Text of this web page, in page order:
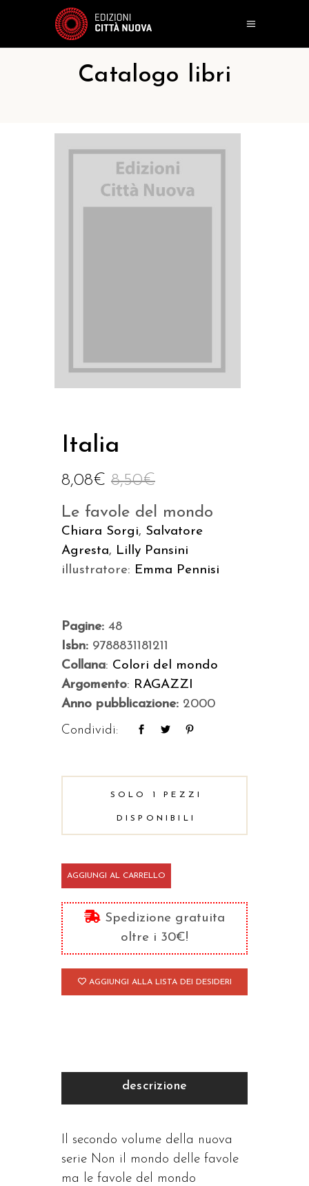
Catalogo libri
Italia
8,50€
8,08€
Le favole del mondo
Chiara Sorgi, Salvatore
Agresta, Lilly Pansini
illustratore: Emma Pennisi
Pagine: 48
Isbn: 9788831181211
Collana: Colori del mondo
Argomento: RAGAZZI
Anno pubblicazione: 2000
Condividi:
SOLO 1 PEZZI
DISPONIBILI
Italia
quantità
AGGIUNGI AL CARRELLO
Spedizione gratuita
oltre i 30€!
AGGIUNGI ALLA LISTA DEI DESIDERI
descrizione
Il secondo volume della nuova
serie Non il mondo delle favole
ma le favole del mondo